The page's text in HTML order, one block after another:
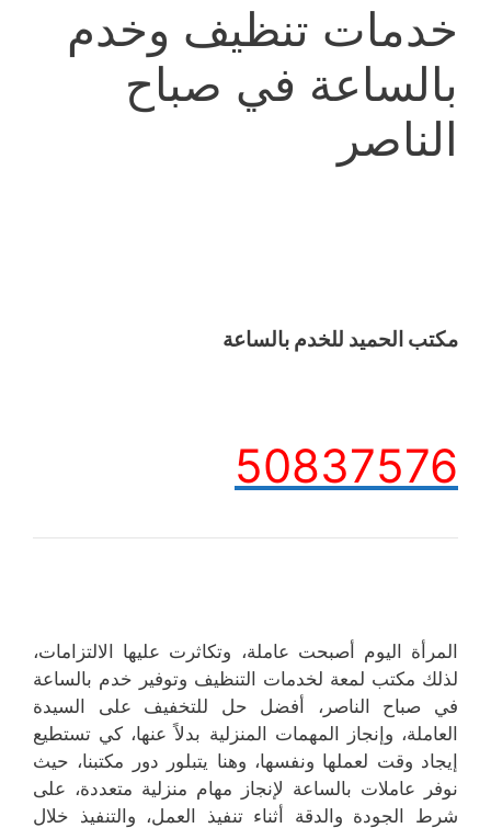
خدمات تنظيف وخدم
بالساعة في صباح
الناصر
مكتب الحميد للخدم بالساعة
50837576
المرأة اليوم أصبحت عاملة، وتكاثرت عليها الالتزامات،
لذلك مكتب لمعة لخدمات التنظيف وتوفير خدم بالساعة
في صباح الناصر، أفضل حل للتخفيف على السيدة
العاملة، وإنجاز المهمات المنزلية بدلاً عنها، كي تستطيع
إيجاد وقت لعملها ونفسها، وهنا يتبلور دور مكتبنا، حيث
نوفر عاملات بالساعة لإنجاز مهام منزلية متعددة، على
شرط الجودة والدقة أثناء تنفيذ العمل، والتنفيذ خلال